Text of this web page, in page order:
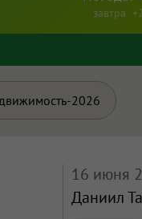
завтра
2026
16 июня
Даниил